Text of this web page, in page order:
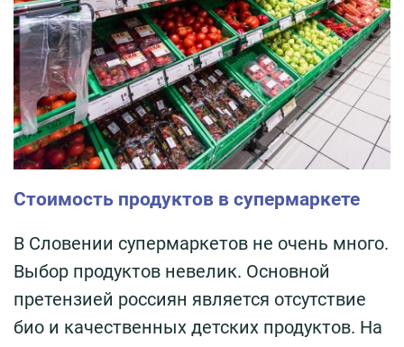
Стоимость продуктов в супермаркете
В Словении супермаркетов не очень много.
Выбор продуктов невелик. Основной
претензией россиян является отсутствие
био и качественных детских продуктов. На